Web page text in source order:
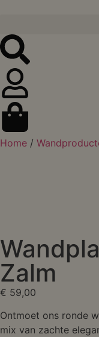
Home /
Zalm
€ 59,00
Ontmoet ons ronde
mix van zachte